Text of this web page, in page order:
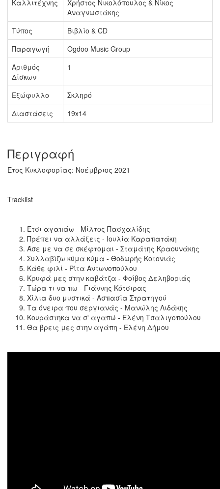
Καλλιτέχνης
Χρήστος Νικολόπουλος & Νίκος
Αναγνωστάκης
Τύπος
Βιβλίο & CD
Παραγωγή
Ogdoo Music Group
Αριθμός
Δίσκων
1
Εξώφυλλο
Σκληρό
Διαστάσεις
19x14
Περιγραφή
Έτος Κυκλοφορίας: Νοέμβριος 2021
Tracklist
Έτσι αγαπάω - Μίλτος Πασχαλίδης
Πρέπει να αλλάξεις - Ιουλία Καραπατάκη
Άσε με να σε σκέφτομαι - Σταμάτης Κραουνάκης
Συλλαβίζω κύμα κύμα - Θοδωρής Κοτονιάς
Κάθε φιλί - Ρίτα Αντωνοπούλου
Κρυφά μες στην καβάτζα - Φοίβος Δεληβοριάς
Τώρα τι να πω - Γιάννης Κότσιρας
Χίλια δυο μυστικά - Ασπασία Στρατηγού
Τα όνειρα που σεργιανάς - Μανώλης Λιδάκης
Κουράστηκα να σ' αγαπώ - Ελένη Τσαλιγοπούλου
Θα βρεις μες στην αγάπη - Ελένη Δήμου